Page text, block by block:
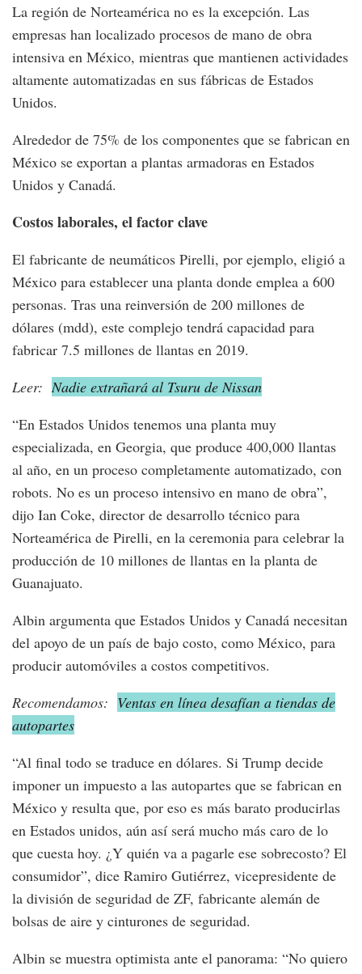
La región de Norteamérica no es la excepción. Las
empresas han localizado procesos de mano de obra
intensiva en México, mientras que mantienen actividades
altamente automatizadas en sus fábricas de Estados
Unidos.
Alrededor de 75% de los componentes que se fabrican en
México se exportan a plantas armadoras en Estados
Unidos y Canadá.
Costos laborales, el factor clave
El fabricante de neumáticos Pirelli, por ejemplo, eligió a
México para establecer una planta donde emplea a 600
personas. Tras una reinversión de 200 millones de
dólares (mdd), este complejo tendrá capacidad para
fabricar 7.5 millones de llantas en 2019.
Leer: Nadie extrañará al Tsuru de Nissan
“En Estados Unidos tenemos una planta muy
especializada, en Georgia, que produce 400,000 llantas
al año, en un proceso completamente automatizado, con
robots. No es un proceso intensivo en mano de obra”,
dijo Ian Coke, director de desarrollo técnico para
Norteamérica de Pirelli, en la ceremonia para celebrar la
producción de 10 millones de llantas en la planta de
Guanajuato.
Albin argumenta que Estados Unidos y Canadá necesitan
del apoyo de un país de bajo costo, como México, para
producir automóviles a costos competitivos.
Recomendamos: Ventas en línea desafían a tiendas de
autopartes
“Al final todo se traduce en dólares. Si Trump decide
imponer un impuesto a las autopartes que se fabrican en
México y resulta que, por eso es más barato producirlas
en Estados unidos, aún así será mucho más caro de lo
que cuesta hoy. ¿Y quién va a pagarle ese sobrecosto? El
consumidor”, dice Ramiro Gutiérrez, vicepresidente de
la división de seguridad de ZF, fabricante alemán de
bolsas de aire y cinturones de seguridad.
Albin se muestra optimista ante el panorama: “No quiero